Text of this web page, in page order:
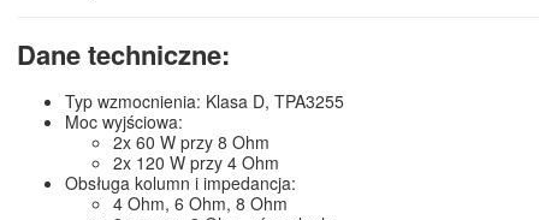
Dane techniczne:
Typ wzmocnienia: Klasa D, TPA3255
Moc wyjściowa:
2x 60 W przy 8 Ohm
2x 120 W przy 4 Ohm
Obsługa kolumn i impedancja:
4 Ohm, 6 Ohm, 8 Ohm